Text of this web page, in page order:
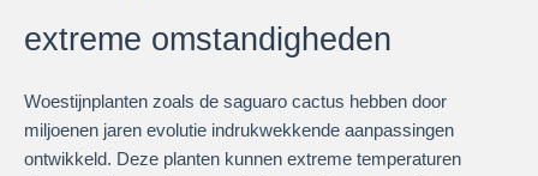
extreme omstandigheden
Woestijnplanten zoals de saguaro cactus hebben door
miljoenen jaren evolutie indrukwekkende aanpassingen
ontwikkeld. Deze planten kunnen extreme temperaturen